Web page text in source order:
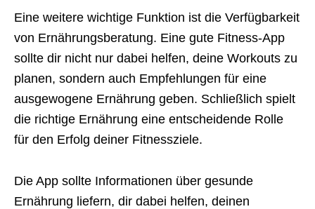
Eine weitere wichtige Funktion ist die Verfügbarkeit
von Ernährungsberatung. Eine gute Fitness-App
sollte dir nicht nur dabei helfen, deine Workouts zu
planen, sondern auch Empfehlungen für eine
ausgewogene Ernährung geben. Schließlich spielt
die richtige Ernährung eine entscheidende Rolle
für den Erfolg deiner Fitnessziele.
Die App sollte Informationen über gesunde
Ernährung liefern, dir dabei helfen, deinen